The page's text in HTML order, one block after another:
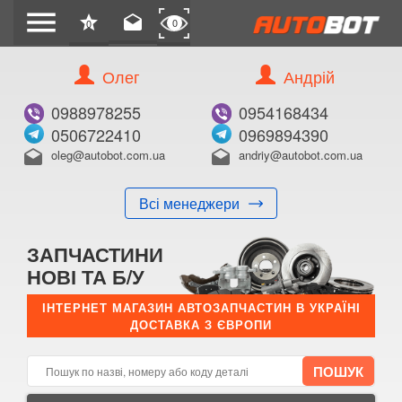
menu star
0 drafts 0
Олег
0988978255
0506722410
drafts oleg@autobot.com.ua
Всі менеджери
Андрій
0954168434
0969894390
drafts andriy@autobot.com.ua
ЗАПЧАСТИНИ
НОВІ ТА Б/У
ІНТЕРНЕТ МАГАЗИН АВТОЗАПЧАСТИН В УКРАЇНІ
ДОСТАВКА З ЄВРОПИ
КУПИТИ
Оригінальний номер:
Примітка:
E-mail:
Телефон: